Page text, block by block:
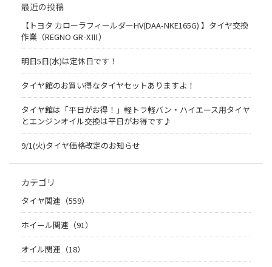
最近の投稿
【トヨタ カローラフィールダーHV(DAA-NKE165G) 】タイヤ交換
作業（REGNO GR-XⅢ）
明日5日(水)は定休日です！
タイヤ館のお買い得なタイヤセットありますよ！
タイヤ館は「平日がお得！」軽トラ軽バン・ハイエース用タイヤ
とエンジンオイル交換は平日がお得です♪
9/1(火)タイヤ価格改定のお知らせ
カテゴリ
タイヤ関連（559）
ホイール関連（91）
オイル関連（18）